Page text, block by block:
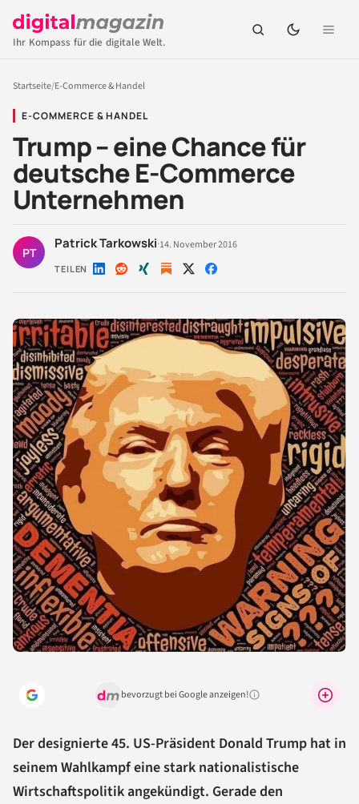
Ihr Kompass für die digitale Welt.
Startseite/E-Commerce & Handel
E-COMMERCE & HANDEL
Trump – eine Chance für
deutsche E-Commerce
Unternehmen
PT
Patrick Tarkowski·14. November 2016
TEILEN Auf Auf Auf Auf Auf
bevorzugt bei Google anzeigen!Warum lohnt sich das?
Der designierte 45. US-Präsident Donald Trump hat in
seinem Wahlkampf eine stark nationalistische
Wirtschaftspolitik angekündigt. Gerade den